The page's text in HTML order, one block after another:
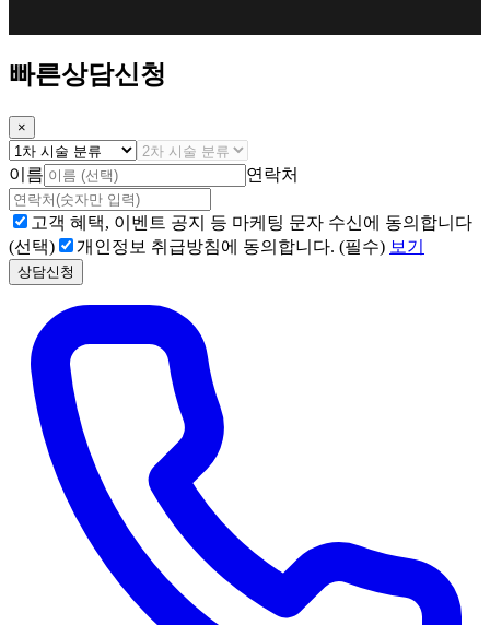
빠른상담신청
×
이름 연락처
고객 혜택, 이벤트 공지 등 마케팅 문자 수신에 동의합니다
(선택)
개인정보 취급방침에 동의합니다. (필수) 보기
상담신청